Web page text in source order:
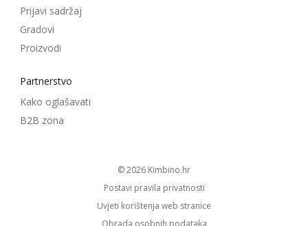
Prijavi sadržaj
Gradovi
Proizvodi
Partnerstvo
Kako oglašavati
B2B zona
© 2026
kimbino.hr
Postavi pravila privatnosti
Uvjeti korištenja web stranice